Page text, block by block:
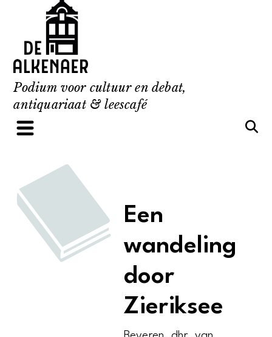
content
Podium voor cultuur en debat,
antiquariaat & leescafé
Een
wandeling
door
Zieriksee